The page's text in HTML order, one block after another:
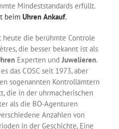
Mindeststandards erfüllt.
beim Uhren Ankauf.
heute die berühmte Controle
die besser bekannt ist als
Experten und Juwelieren.
das COSC seit 1973, aber
sogenannten Kontrollämtern
die in der uhrmacherischen
als die BO-Agenturen
Anzahlen von
in der Geschichte, Eine